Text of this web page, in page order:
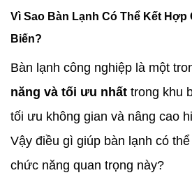
Vì Sao Bàn Lạnh Có Thể Kết Hợp
Biến?
Bàn lạnh công nghiệp là một
năng và tối ưu nhất trong khu
tối ưu không gian và nâng cao
Vậy điều gì giúp bàn lạnh có
chức năng quan trọng này?